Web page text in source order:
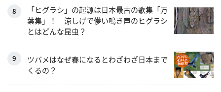
「ヒグラシ」の起源は日本最古の歌集「万
葉集」！ 涼しげで儚い鳴き声のヒグラシ
とはどんな昆虫？
ツバメはなぜ春になるとわざわざ日本まで
くるの？